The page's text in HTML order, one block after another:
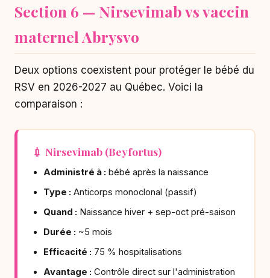
Section 6 — Nirsevimab vs vaccin
maternel Abrysvo
Deux options coexistent pour protéger le bébé du
RSV en 2026-2027 au Québec. Voici la
comparaison :
💉 Nirsevimab (Beyfortus)
Administré à : bébé après la naissance
Type : Anticorps monoclonal (passif)
Quand : Naissance hiver + sep-oct pré-saison
Durée : ~5 mois
Efficacité : 75 % hospitalisations
Avantage : Contrôle direct sur l'administration